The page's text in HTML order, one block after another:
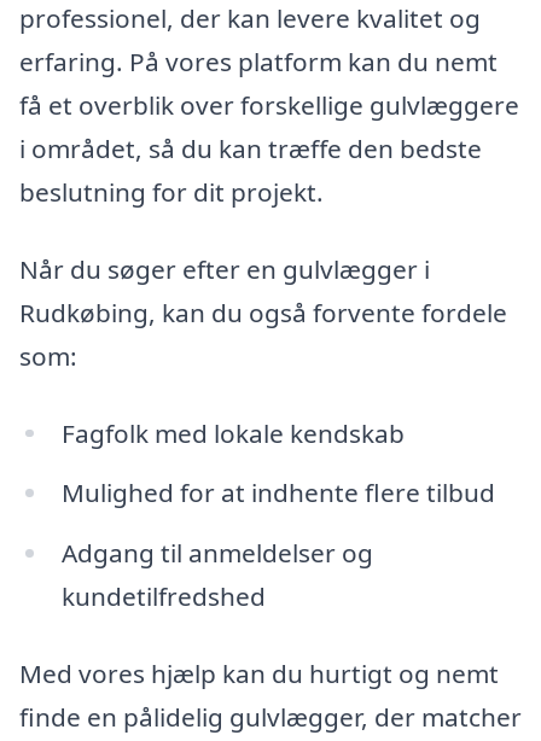
professionel, der kan levere kvalitet og
erfaring. På vores platform kan du nemt
få et overblik over forskellige gulvlæggere
i området, så du kan træffe den bedste
beslutning for dit projekt.
Når du søger efter en gulvlægger i
Rudkøbing, kan du også forvente fordele
som:
Fagfolk med lokale kendskab
Mulighed for at indhente flere tilbud
Adgang til anmeldelser og
kundetilfredshed
Med vores hjælp kan du hurtigt og nemt
finde en pålidelig gulvlægger, der matcher